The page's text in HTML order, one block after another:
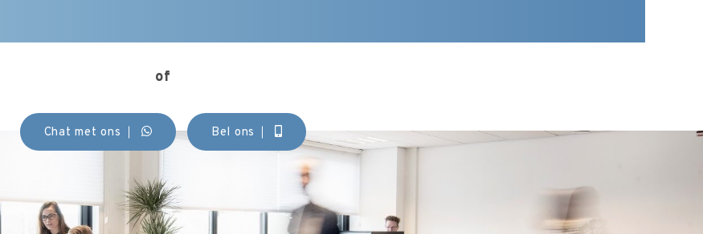
of
Chat met ons Bel ons